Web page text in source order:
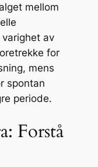
mellom
av
for
mens
spontan
periode.
Forstå